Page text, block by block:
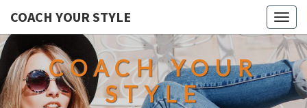
COACH YOUR STYLE
COACH YOUR
STYLE